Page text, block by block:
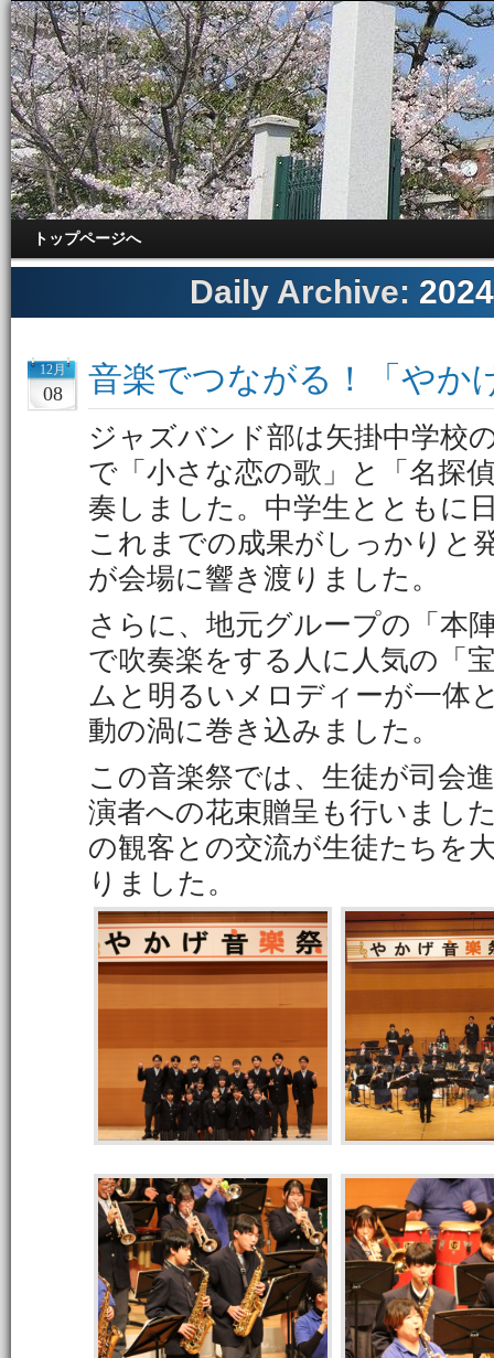
トップページへ
Daily Archive:
12月
08 音楽でつながる！「やか
ジャズバンド部は矢掛中学校
で「小さな恋の歌」と「名探
奏しました。中学生とともに
これまでの成果がしっかりと
が会場に響き渡りました。
さらに、地元グループの「本
で吹奏楽をする人に人気の「
ムと明るいメロディーが一体
動の渦に巻き込みました。
この音楽祭では、生徒が司会
演者への花束贈呈も行いまし
の観客との交流が生徒たちを
りました。